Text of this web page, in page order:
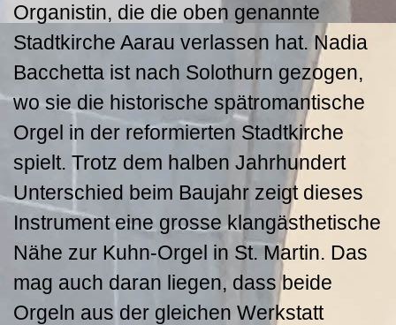
Organistin, die die oben genannte
Stadtkirche Aarau verlassen hat. Nadia
Bacchetta ist nach Solothurn gezogen,
wo sie die historische spätromantische
Orgel in der reformierten Stadtkirche
spielt. Trotz dem halben Jahrhundert
Unterschied beim Baujahr zeigt dieses
Instrument eine grosse klangästhetische
Nähe zur Kuhn-Orgel in St. Martin. Das
mag auch daran liegen, dass beide
Orgeln aus der gleichen Werkstatt